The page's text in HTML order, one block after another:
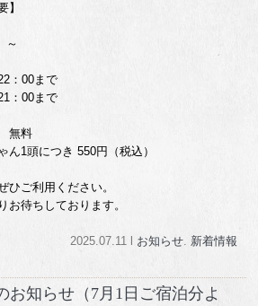
】
～
：00まで
：00まで
無料
1頭につき 550円（税込）
ひご利用ください。
お待ちしております。
2025.07.11 l お知らせ. 新着情報
お知らせ（7月1日ご宿泊分よ